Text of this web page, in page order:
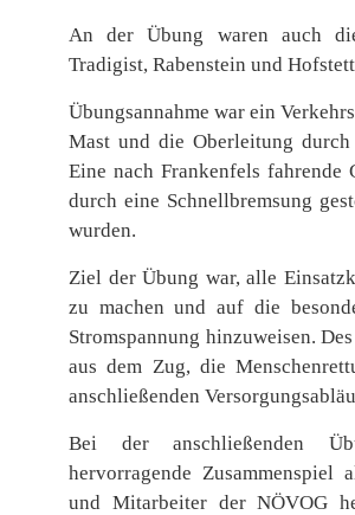
An der Übung waren auch
Tradigist, Rabenstein und
Übungsannahme war ein
Mast und die Oberleitung
Eine nach Frankenfels
durch eine Schnellbremsung
wurden.
Ziel der Übung war, alle
zu machen und auf die
Stromspannung hinzuweisen.
aus dem Zug, die
anschließenden
Bei der anschließenden
hervorragende
und Mitarbeiter der NÖVOG